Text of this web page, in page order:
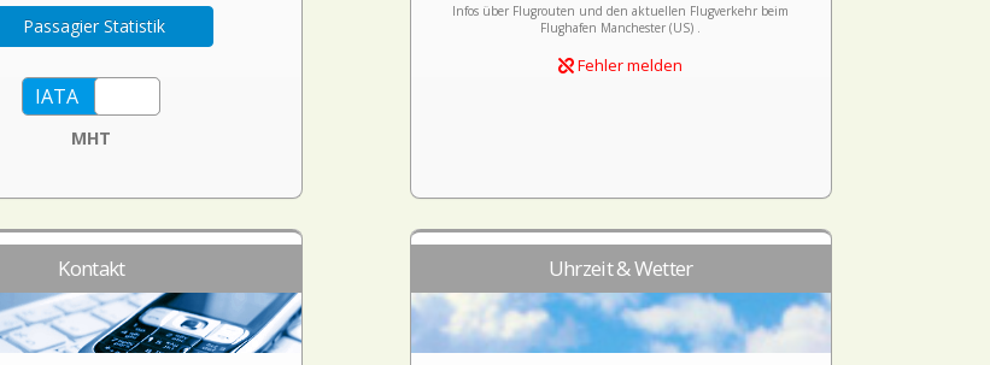
Passagier Statistik
MHT
Infos über Flugrouten und den aktuellen Flugverkehr beim
Flughafen Manchester (US) .
Fehler melden
Kontakt Uhrzeit & Wetter